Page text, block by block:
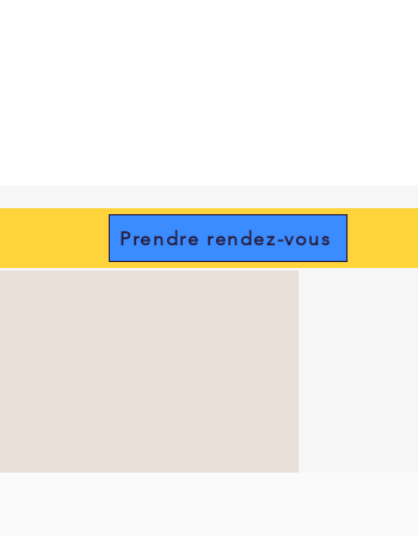
Prendre rendez-vous